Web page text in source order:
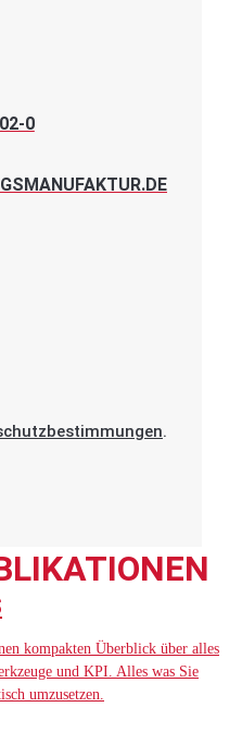
0
.
kompakten Überblick über alles
und KPI. Alles was Sie
umzusetzen.